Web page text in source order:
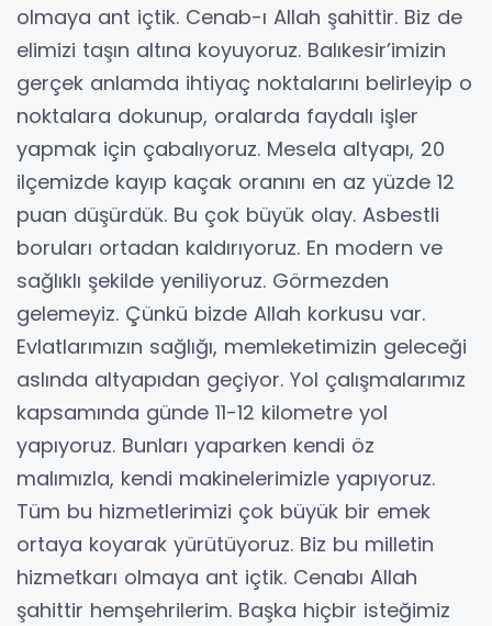
olmaya ant içtik. Cenab-ı Allah şahittir. Biz de
elimizi taşın altına koyuyoruz. Balıkesir’imizin
gerçek anlamda ihtiyaç noktalarını belirleyip o
noktalara dokunup, oralarda faydalı işler
yapmak için çabalıyoruz. Mesela altyapı, 20
ilçemizde kayıp kaçak oranını en az yüzde 12
puan düşürdük. Bu çok büyük olay. Asbestli
boruları ortadan kaldırıyoruz. En modern ve
sağlıklı şekilde yeniliyoruz. Görmezden
gelemeyiz. Çünkü bizde Allah korkusu var.
Evlatlarımızın sağlığı, memleketimizin geleceği
aslında altyapıdan geçiyor. Yol çalışmalarımız
kapsamında günde 11-12 kilometre yol
yapıyoruz. Bunları yaparken kendi öz
malımızla, kendi makinelerimizle yapıyoruz.
Tüm bu hizmetlerimizi çok büyük bir emek
ortaya koyarak yürütüyoruz. Biz bu milletin
hizmetkarı olmaya ant içtik. Cenabı Allah
şahittir hemşehrilerim. Başka hiçbir isteğimiz